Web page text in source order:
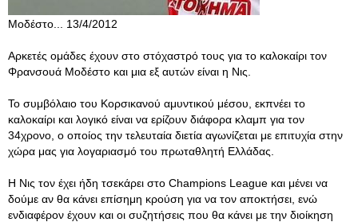
Μοδέστο... 13/4/2012
Αρκετές ομάδες έχουν στο στόχαστρό τους για το καλοκαίρι τον
Φρανσουά Μοδέστο και μια εξ αυτών είναι η Νις.
Το συμβόλαιο του Κορσικανού αμυντικού μέσου, εκπνέει το
καλοκαίρι και λογικό είναι να ερίζουν διάφορα κλαμπ για τον
34χρονο, ο οποίος την τελευταία διετία αγωνίζεται με επιτυχία στην
χώρα μας για λογαριασμό του πρωταθλητή Ελλάδας.
Η Νις τον έχει ήδη τσεκάρει στο Champions League και μένει να
δούμε αν θα κάνει επίσημη κρούση για να τον αποκτήσει, ενώ
ενδιαφέρον έχουν και οι συζητήσεις που θα κάνει με την διοίκηση